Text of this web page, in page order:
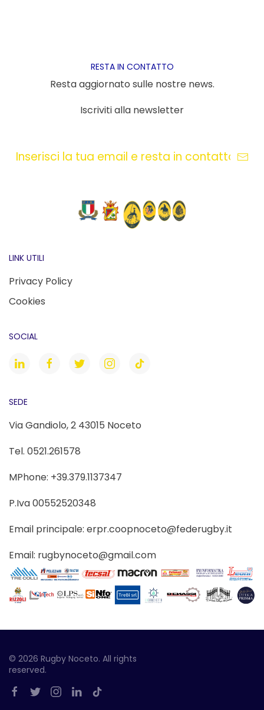
RESTA IN CONTATTO
Resta aggiornato sulle nostre news.
Iscriviti alla newsletter
LINK UTILI
Privacy Policy
Cookies
SOCIAL
SEDE
Via Gandiolo, 2 43015 Noceto
Tel. 0521.261578
MPhone: +39.379.1137347
P.Iva 00552520348
Email principale: erpr.coopnoceto@federugby.it
Email: rugbynoceto@gmail.com
© 2026 Rugby Noceto. All rights
reserved.